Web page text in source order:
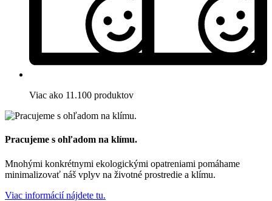
Viac ako 11.100 produktov
Pracujeme s ohľadom na klímu.
Mnohými konkrétnymi ekologickými opatreniami pomáhame
minimalizovať náš vplyv na životné prostredie a klímu.
Viac informácií nájdete tu.